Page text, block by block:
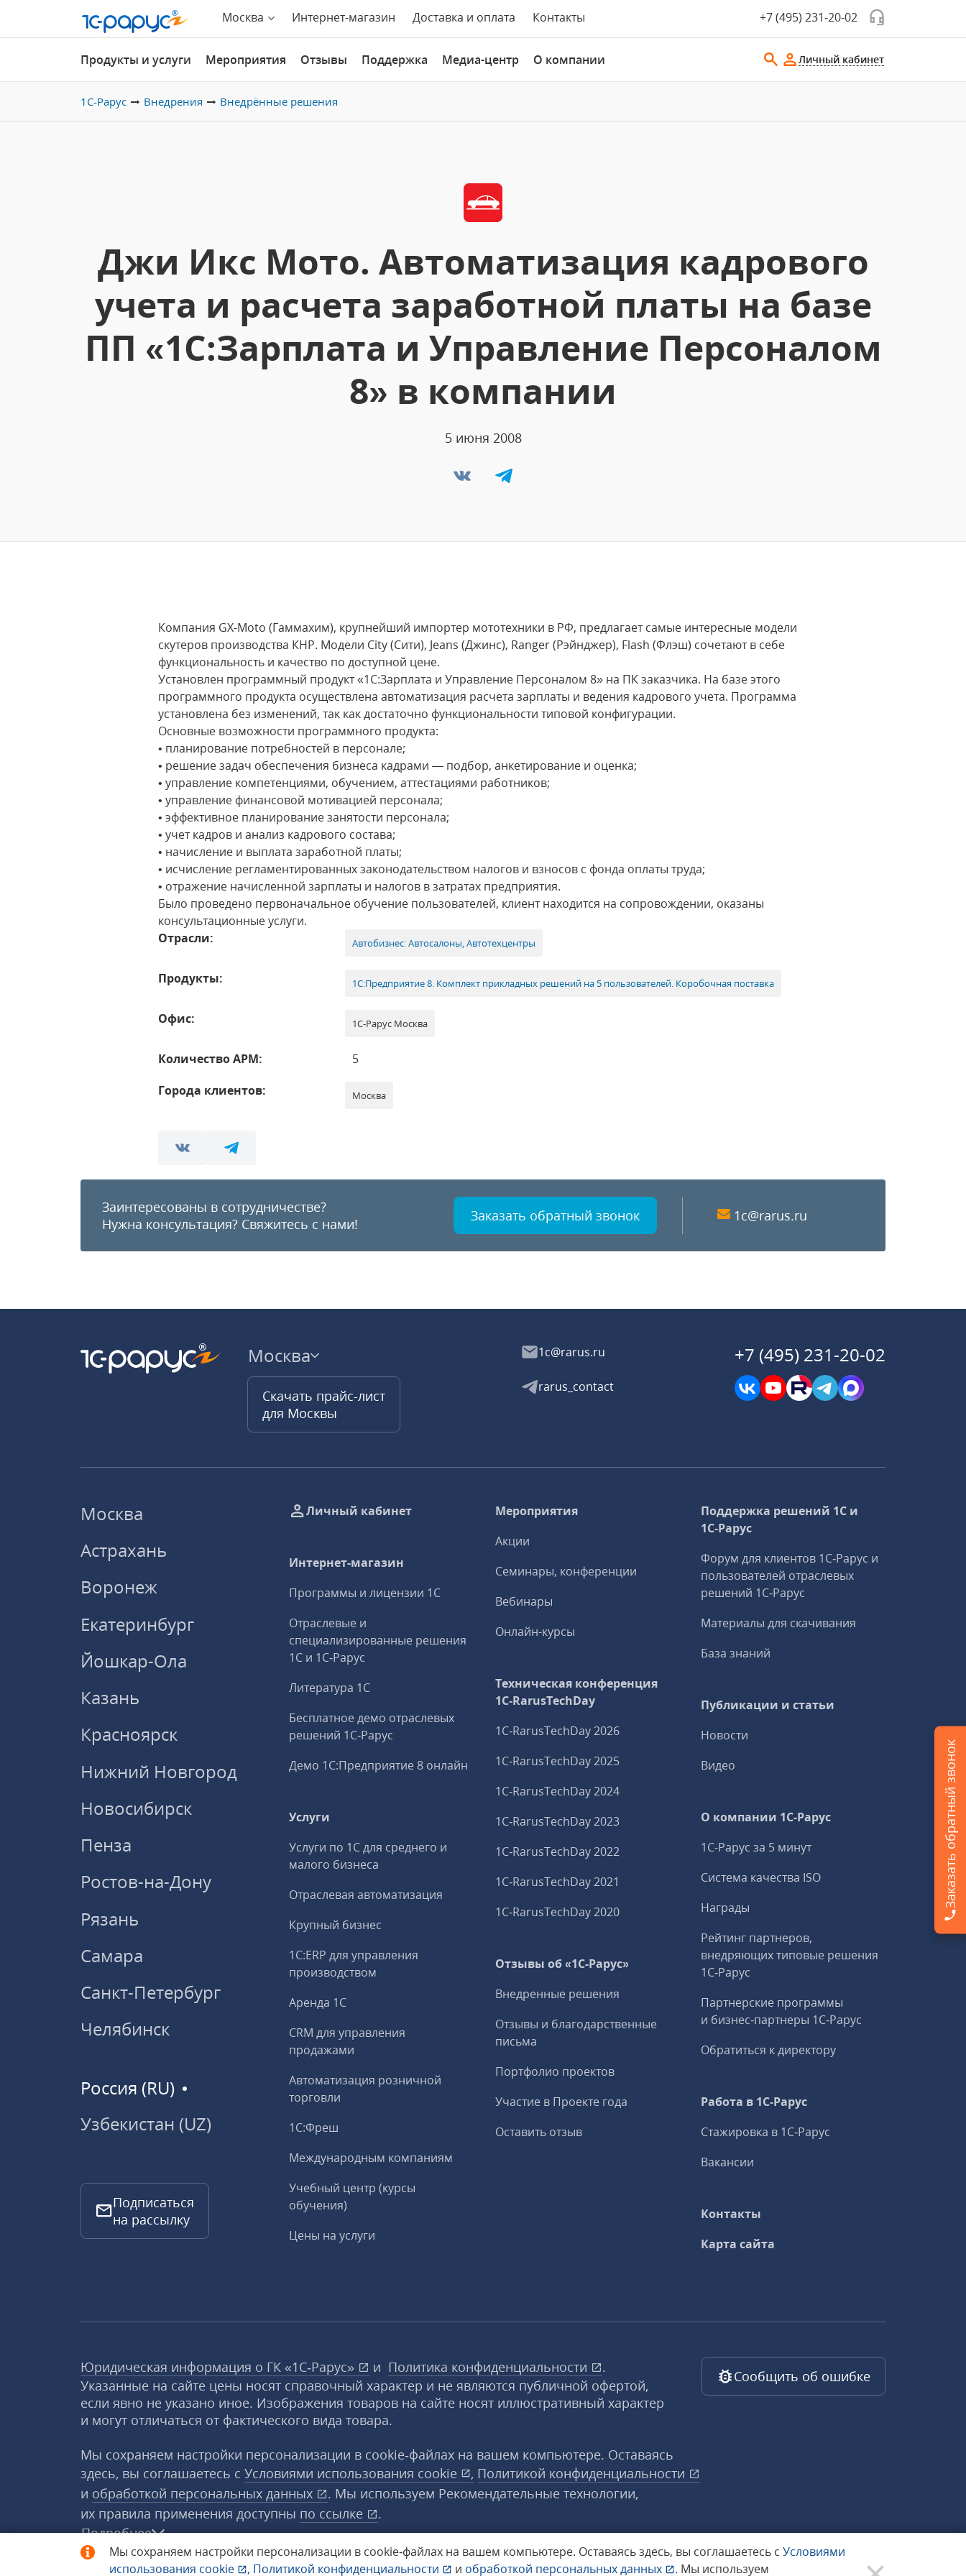
Москва Интернет-магазин Доставка и оплата Контакты +7 (495) 231-20-02
Продукты и услуги Мероприятия Отзывы Поддержка Медиа-центр О компании Личный кабинет
1С-Рарус Внедрения Внедрённые решения
Джи Икс Мото. Автоматизация кадрового
учета и расчета заработной платы на базе
ПП «1С:Зарплата и Управление Персоналом
8» в компании
5 июня 2008
Компания GX-Moto (Гаммахим), крупнейший импортер мототехники в РФ, предлагает самые интересные модели
скутеров производства КНР. Модели City (Сити), Jeans (Джинс), Ranger (Рэйнджер), Flash (Флэш) сочетают в себе
функциональность и качество по доступной цене.
Установлен программный продукт «1С:Зарплата и Управление Персоналом 8» на ПК заказчика. На базе этого
программного продукта осуществлена автоматизация расчета зарплаты и ведения кадрового учета. Программа
установлена без изменений, так как достаточно функциональности типовой конфигурации.
Основные возможности программного продукта:
• планирование потребностей в персонале;
• решение задач обеспечения бизнеса кадрами — подбор, анкетирование и оценка;
• управление компетенциями, обучением, аттестациями работников;
• управление финансовой мотивацией персонала;
• эффективное планирование занятости персонала;
• учет кадров и анализ кадрового состава;
• начисление и выплата заработной платы;
• исчисление регламентированных законодательством налогов и взносов с фонда оплаты труда;
• отражение начисленной зарплаты и налогов в затратах предприятия.
Было проведено первоначальное обучение пользователей, клиент находится на сопровождении, оказаны
консультационные услуги.
Отрасли:
Автобизнес: Автосалоны, Автотехцентры
Продукты: 1С:Предприятие 8. Комплект прикладных решений на 5 пользователей. Коробочная поставка
Офис: 1С-Рарус Москва
Количество АРМ:
5
Города клиентов:
Москва
Заинтересованы в сотрудничестве?
Нужна консультация? Свяжитесь с нами! Заказать обратный звонок 1c@rarus.ru
Мы сохраняем настройки персонализации в cookie‑файлах на вашем компьютере. Оставаясь здесь, вы соглашаетесь с Условиями
использования cookie , Политикой конфиденциальности и обработкой персональных данных . Мы используем
Москва
Скачать прайс-лист
для Москвы
1c@rarus.ru
rarus_contact
+7 (495) 231-20-02
Москва
Астрахань
Воронеж
Екатеринбург
Йошкар-Ола
Казань
Красноярск
Нижний Новгород
Новосибирск
Пенза
Ростов-на-Дону
Рязань
Самара
Санкт-Петербург
Челябинск
Россия (RU)
Узбекистан (UZ)
Подписаться
на рассылку
Личный кабинет
Интернет-магазин
Программы и лицензии 1С
Отраслевые и
специализированные решения
1С и 1С‑Рарус
Литература 1С
Бесплатное демо отраслевых
решений 1С‑Рарус
Демо 1С:Предприятие 8 онлайн
Услуги
Услуги по 1С для среднего и
малого бизнеса
Отраслевая автоматизация
Крупный бизнес
1С:ERP для управления
производством
Аренда 1С
CRM для управления
продажами
Автоматизация розничной
торговли
1С:Фреш
Международным компаниям
Учебный центр (курсы
обучения)
Цены на услуги
Мероприятия
Акции
Семинары, конференции
Вебинары
Онлайн-курсы
Техническая конференция
1C‑RarusTechDay
1C‑RarusTechDay 2026
1C‑RarusTechDay 2025
1C‑RarusTechDay 2024
1C‑RarusTechDay 2023
1C‑RarusTechDay 2022
1C‑RarusTechDay 2021
1C‑RarusTechDay 2020
Отзывы об «1С-Рарус»
Внедренные решения
Отзывы и благодарственные
письма
Портфолио проектов
Участие в Проекте года
Оставить отзыв
Поддержка решений 1С и
1С‑Рарус
Форум для клиентов 1С‑Рарус и
пользователей отраслевых
решений 1С‑Рарус
Материалы для скачивания
База знаний
Публикации и статьи
Новости
Видео
О компании 1C-Рарус
1С-Рарус за 5 минут
Система качества ISO
Награды
Рейтинг партнеров,
внедряющих типовые решения
1С‑Рарус
Партнерские программы
и бизнес‑партнеры 1С‑Рарус
Обратиться к директору
Работа в 1С‑Рарус
Стажировка в 1С‑Рарус
Вакансии
Контакты
Карта сайта
Юридическая информация о ГК «1С‑Рарус» и Политика конфиденциальности
.
Указанные на сайте цены носят справочный характер и не являются публичной офертой,
если явно не указано иное. Изображения товаров на сайте носят иллюстративный характер
и могут отличаться от фактического вида товара.
Мы сохраняем настройки персонализации в cookie‑файлах на вашем компьютере. Оставаясь
здесь, вы соглашаетесь с Условиями использования cookie , Политикой конфиденциальности
и обработкой персональных данных
. Мы используем Рекомендательные технологии,
их правила применения доступны по ссылке
.
Подробнее
Сообщить об ошибке
Заказать обратный звонок